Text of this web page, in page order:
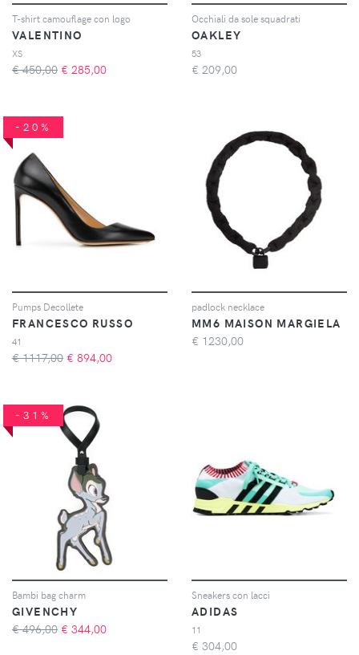
T-shirt camouflage con logo
VALENTINO
XS
€ 450,00 € 285,00
Occhiali da sole squadrati
OAKLEY
53
€ 209,00
-20%
Pumps Decollete
FRANCESCO RUSSO
41
€ 1117,00 € 894,00
padlock necklace
MM6 MAISON MARGIELA
€ 1230,00
-31%
Bambi bag charm
GIVENCHY
€ 496,00 € 344,00
Sneakers con lacci
ADIDAS
11
€ 304,00